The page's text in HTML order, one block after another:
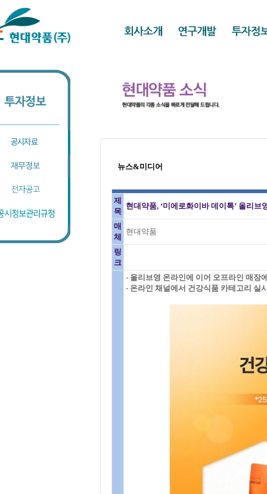
뉴스&미디어
제
목
현대약품, ‘미에로화이바 데이톡’ 올리브
매
체
현대약품
링
크
- 올리브영 온라인에 이어 오프라인 매장
- 온라인 채널에서 건강식품 카테고리 실